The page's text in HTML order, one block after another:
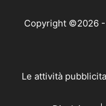
Copyright ©2026
Le attività